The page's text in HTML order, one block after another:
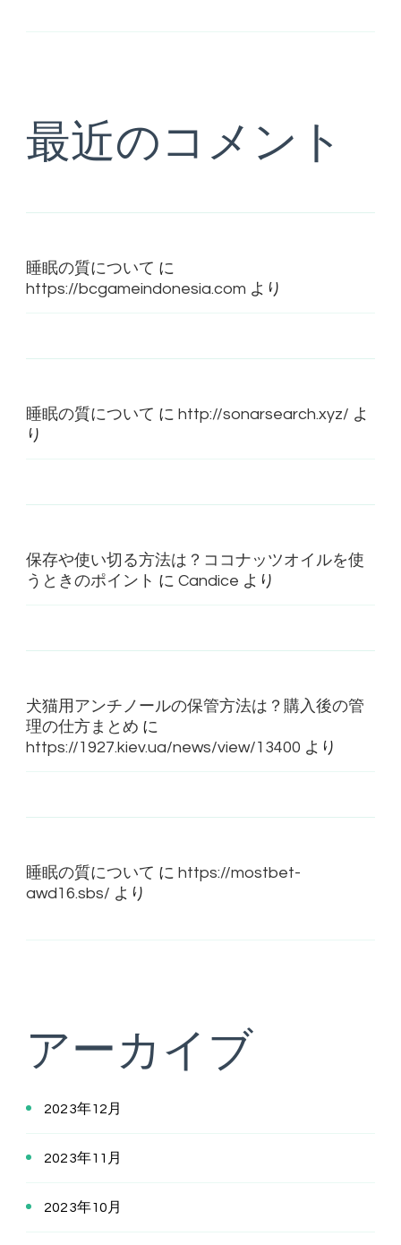
最近のコメント
睡眠の質について に
https://bcgameindonesia.com より
睡眠の質について に http://sonarsearch.xyz/ よ
り
保存や使い切る方法は？ココナッツオイルを使
うときのポイント に Candice より
犬猫用アンチノールの保管方法は？購入後の管
理の仕方まとめ に
https://1927.kiev.ua/news/view/13400 より
睡眠の質について に https://mostbet-
awd16.sbs/ より
アーカイブ
2023年12月
2023年11月
2023年10月